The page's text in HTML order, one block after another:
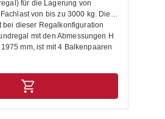
für die Lagerung von
von bis zu 3000 kg. Die
bei dieser Regalkonfiguration
mit den Abmessungen H
mm, ist mit 4 Balkenpaaren
sind capriblau - RAL
- RAL 2008 lackiert.
NEDCON zeichnet sich durch
und Qualität aus. Die Ein- und